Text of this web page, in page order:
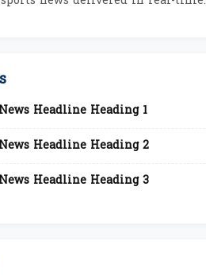
Headline Heading 1
Headline Heading 2
Headline Heading 3